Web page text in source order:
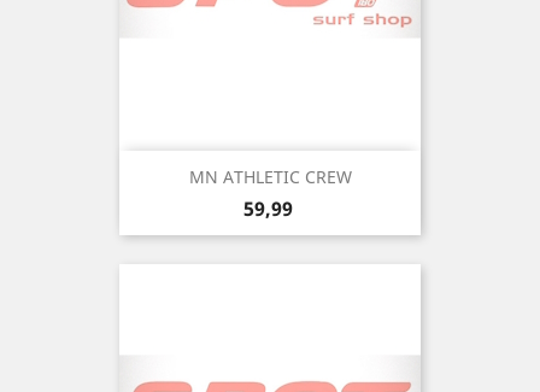
MN ATHLETIC CREW
Precio
59,99